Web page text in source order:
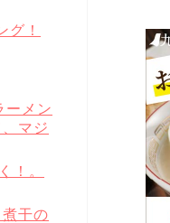
グ！
ーメン
マジ
！。
干の